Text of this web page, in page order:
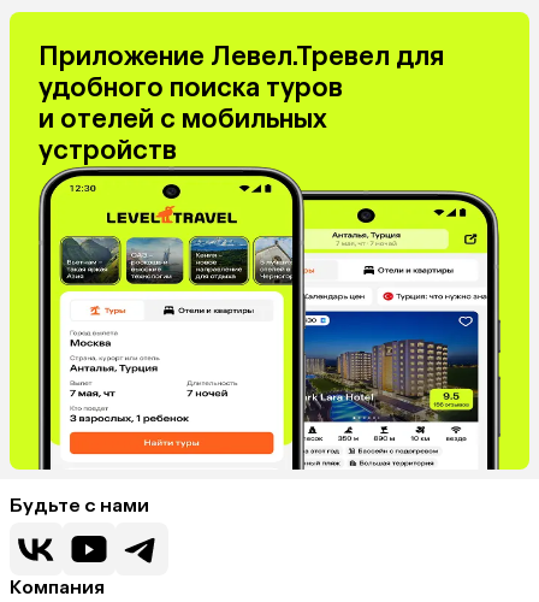
вопросы. Отличный и приятный отель, рекомендую
Приложение Левел.Тревел для
удобного поиска туров
и отелей с мобильных
устройств
Будьте с нами
Компания